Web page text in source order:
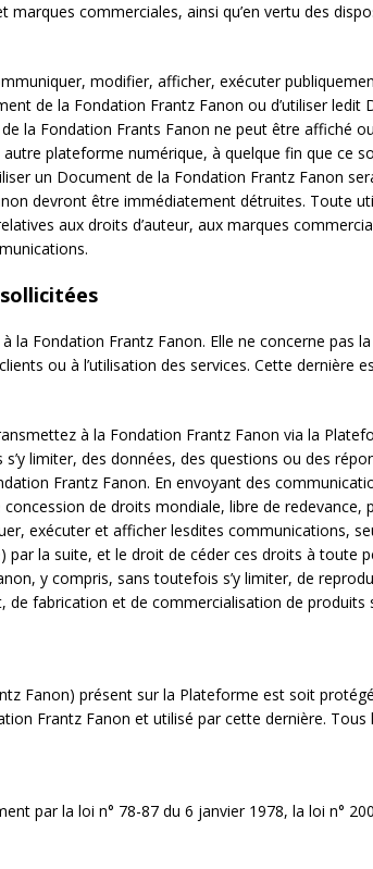
commerciales, ainsi qu’en vertu des
modifier, afficher, exécuter
de la Fondation Frantz Fanon ou d’utiliser ledit
la Fondation Frants Fanon ne peut être affiché
plateforme numérique, à quelque fin que ce
un Document de la Fondation Frantz Fanon
devront être immédiatement détruites. Toute
aux droits d’auteur, aux marques
Fondation Frantz Fanon. Elle ne concerne pas
ou à l’utilisation des services. Cette dernière
à la Fondation Frantz Fanon via la
limiter, des données, des questions ou des
Frantz Fanon. En envoyant des
de droits mondiale, libre de redevance,
exécuter et afficher lesdites communications,
la suite, et le droit de céder ces droits à toute
y compris, sans toutefois s’y limiter, de
de fabrication et de commercialisation de
Fanon) présent sur la Plateforme est soit
Frantz Fanon et utilisé par cette dernière. Tous
par la loi n° 78-87 du 6 janvier 1978, la loi n°